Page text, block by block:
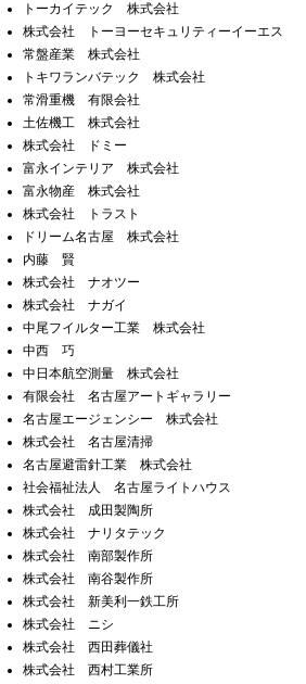
トーカイテック 株式会社
株式会社 トーヨーセキュリティーイーエス
常盤産業 株式会社
トキワランバテック 株式会社
常滑重機 有限会社
土佐機工 株式会社
株式会社 ドミー
富永インテリア 株式会社
富永物産 株式会社
株式会社 トラスト
ドリーム名古屋 株式会社
内藤 賢
株式会社 ナオツー
株式会社 ナガイ
中尾フイルター工業 株式会社
中西 巧
中日本航空測量 株式会社
有限会社 名古屋アートギャラリー
名古屋エージェンシー 株式会社
株式会社 名古屋清掃
名古屋避雷針工業 株式会社
社会福祉法人 名古屋ライトハウス
株式会社 成田製陶所
株式会社 ナリタテック
株式会社 南部製作所
株式会社 南谷製作所
株式会社 新美利一鉄工所
株式会社 ニシ
株式会社 西田葬儀社
株式会社 西村工業所